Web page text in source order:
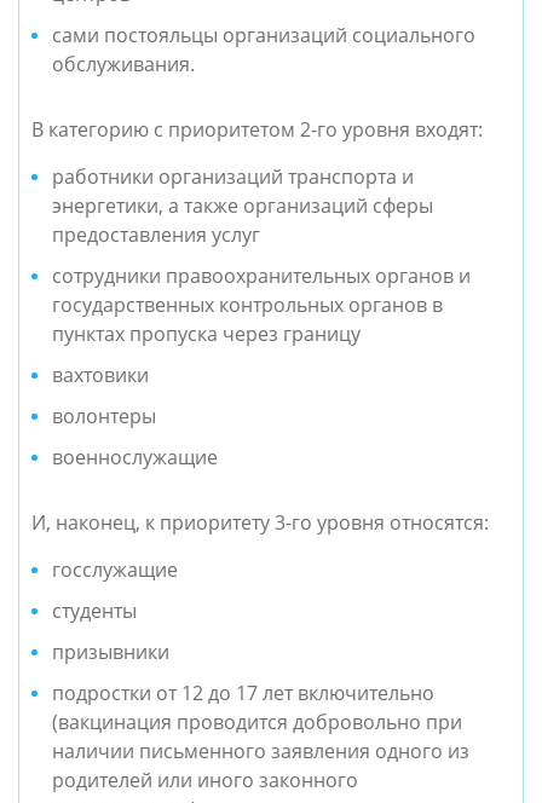
сами постояльцы организаций социального
обслуживания.
В категорию с приоритетом 2-го уровня входят:
работники организаций транспорта и
энергетики, а также организаций сферы
предоставления услуг
сотрудники правоохранительных органов и
государственных контрольных органов в
пунктах пропуска через границу
вахтовики
волонтеры
военнослужащие
И, наконец, к приоритету 3-го уровня относятся:
госслужащие
студенты
призывники
подростки от 12 до 17 лет включительно
(вакцинация проводится добровольно при
наличии письменного заявления одного из
родителей или иного законного